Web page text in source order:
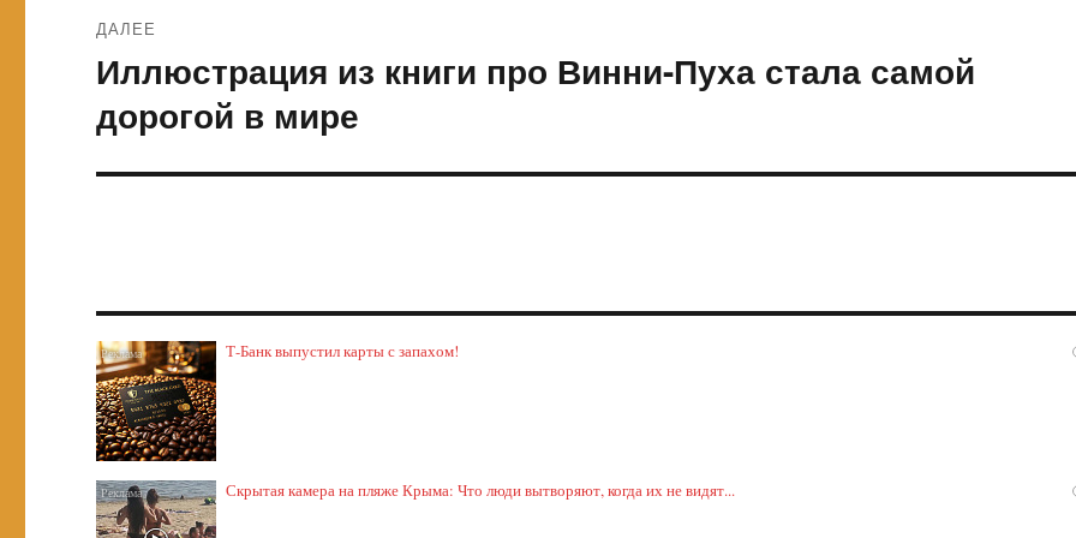
ДАЛЕЕ
Следующая
Иллюстрация из книги про Винни-Пуха стала самой
дорогой в мире
Т-Банк выпустил карты с запахом!
Скрытая камера на пляже Крыма: Что люди вытворяют, когда их не видят...